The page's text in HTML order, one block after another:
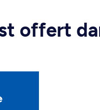
offert